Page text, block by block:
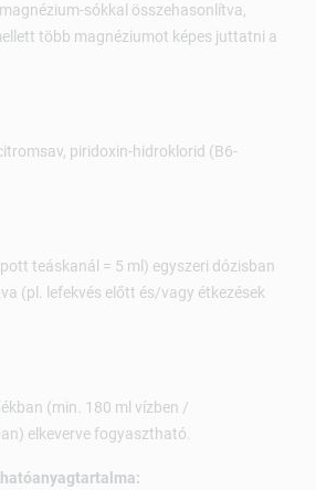
sókkal összehasonlítva,
több magnéziumot képes juttatni a
piridoxin-hidroklorid (B6-
teáskanál = 5 ml) egyszeri dózisban
(pl. lefekvés előtt és/vagy étkezések
(min. 180 ml vízben /
elkeverve fogyasztható.